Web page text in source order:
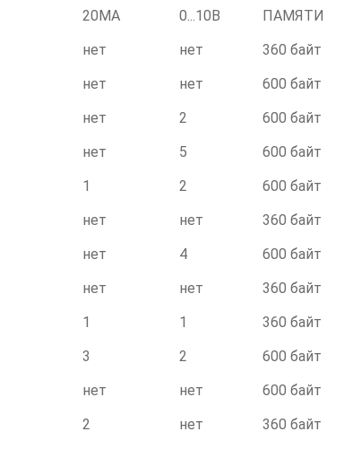
20МА
0...10В
ПАМЯТИ
нет нет 360 байт
нет нет 600 байт
нет 2 600 байт
нет 5 600 байт
1 2 600 байт
нет нет 360 байт
нет 4 600 байт
нет нет 360 байт
1 1 360 байт
3 2 600 байт
нет нет 600 байт
2 нет 360 байт